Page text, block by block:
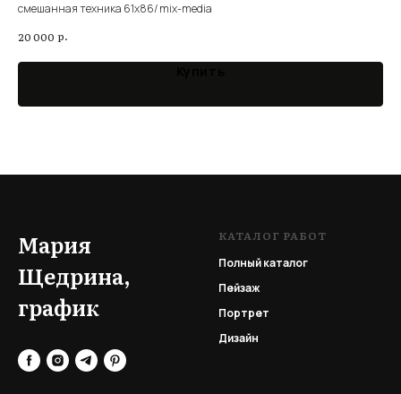
смешанная техника 61х86/ mix-media
20 000 р.
Мария
Щедрина,
график
КАТАЛОГ РАБОТ
Полный каталог
Пейзаж
Портрет
Дизайн